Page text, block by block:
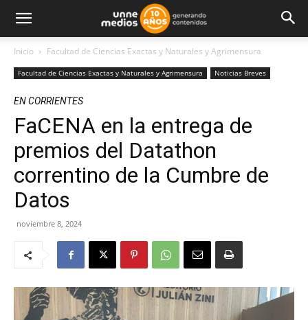
Inicio Facultad de Ciencias Exactas y Naturales y Agrimensura
Facultad de Ciencias Exactas y Naturales y Agrimensura Noticias Breves
EN CORRIENTES
FaCENA en la entrega de
premios del Datathon
correntino de la Cumbre de
Datos
noviembre 8, 2024